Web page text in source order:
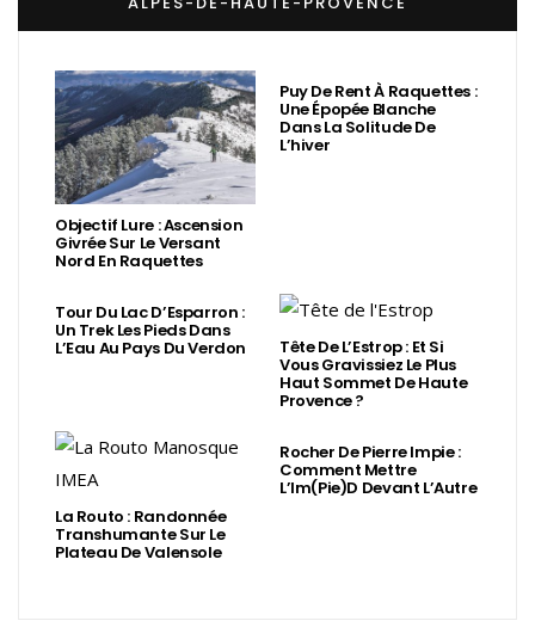
Objectif Lure : Ascension
Givrée Sur Le Versant
Nord En Raquettes
Puy De Rent À Raquettes :
Une Épopée Blanche
Dans La Solitude De
L’hiver
Tour Du Lac D’Esparron :
Un Trek Les Pieds Dans
L’Eau Au Pays Du Verdon Tête De L’Estrop : Et Si
Vous Gravissiez Le Plus
Haut Sommet De Haute
Provence ?
La Routo : Randonnée
Transhumante Sur Le
Plateau De Valensole
Rocher De Pierre Impie :
Comment Mettre
L’Im(Pie)d Devant L’Autre